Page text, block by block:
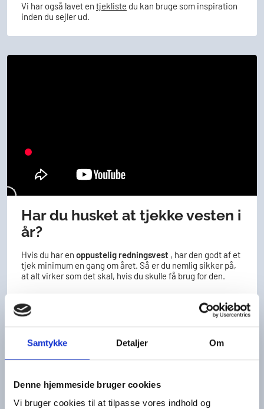
Samtykke Detaljer Om
Denne hjemmeside bruger cookies
Vi bruger cookies til at tilpasse vores indhold og
Vi har også lavet en tjekliste du kan bruge som inspiration
inden du sejler ud.
Har du husket at tjekke vesten i
år?
Hvis du har en oppustelig redningsvest , har den godt af et
tjek minimum en gang om året. Så er du nemlig sikker på,
at alt virker som det skal, hvis du skulle få brug for den.
400 redningsveste. Ud af dem, var kun hver fjerde vest (24
%) serviceret helt korrekt. Over halvdelen (57 %) var dog
mangelfuldt serviceret, hvilket kan dække over f.eks. en
udløbet udløser eller løs CO2-patron, mens de resterende 19
% af vestene var i så dårlig stand, at de måtte kasseres -
det understreger, hvor vigtigt det er at huske det årlige
eller få en trin-for-trin guide på skrifther.